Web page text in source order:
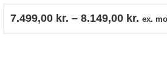
7.499,00 kr. – 8.149,00 kr. ex.